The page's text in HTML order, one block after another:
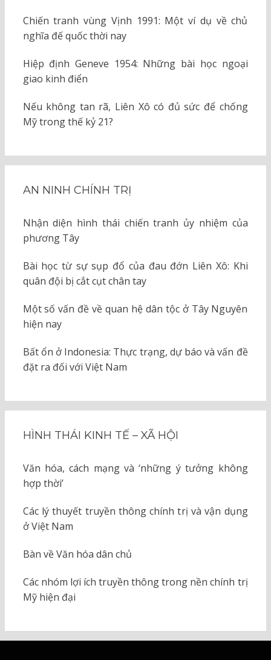
Chiến tranh vùng Vịnh 1991: Một ví dụ về chủ
nghĩa đế quốc thời nay
Hiệp định Geneve 1954: Những bài học ngoại
giao kinh điển
Nếu không tan rã, Liên Xô có đủ sức để chống
Mỹ trong thế kỷ 21?
AN NINH CHÍNH TRỊ
Nhận diện hình thái chiến tranh ủy nhiệm của
phương Tây
Bài học từ sự sụp đổ của đau đớn Liên Xô: Khi
quân đội bị cắt cụt chân tay
Một số vấn đề về quan hệ dân tộc ở Tây Nguyên
hiện nay
Bất ổn ở Indonesia: Thực trạng, dự báo và vấn đề
đặt ra đối với Việt Nam
HÌNH THÁI KINH TẾ – XÃ HỘI
Văn hóa, cách mạng và ‘những ý tưởng không
hợp thời’
Các lý thuyết truyền thông chính trị và vận dụng
ở Việt Nam
Bàn về Văn hóa dân chủ
Các nhóm lợi ích truyền thông trong nền chính trị
Mỹ hiện đại